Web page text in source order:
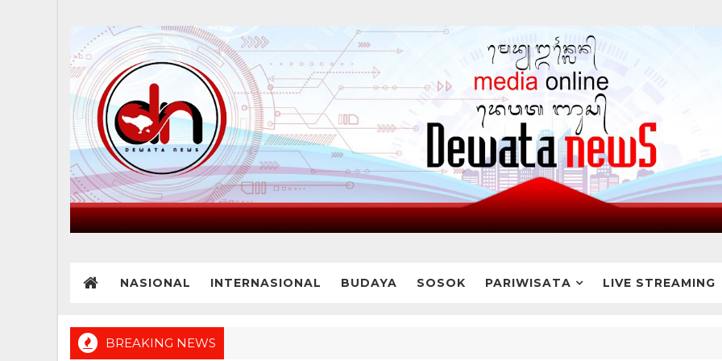
NASIONAL INTERNASIONAL BUDAYA SOSOK PARIWISATA LIVE STREAMING
BREAKING NEWS